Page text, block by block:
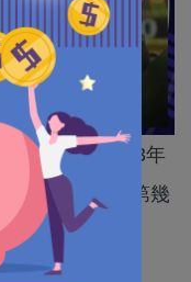
又知唔知2023年
總排名係全球第幾